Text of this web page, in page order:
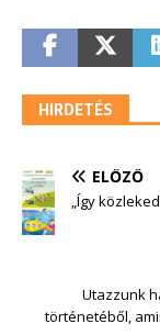
HIRDETÉS
ELŐZŐ
„Így
Utazzunk
történetéből,